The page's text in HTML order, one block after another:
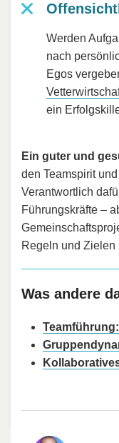
Werden
nach
Egos
ein
Ein guter und
den Teamspirit
Verantwortlich
Führungskräfte –
Regeln und Zielen
Was andere
Teamführung: